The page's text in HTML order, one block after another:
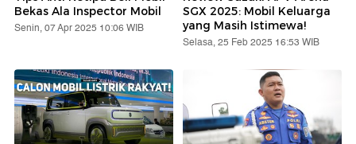
Bekas Ala Inspector Mobil
Senin, 07 Apr 2025 10:06 WIB
SGX 2025: Mobil Keluarga
yang Masih Istimewa!
Selasa, 25 Feb 2025 16:53 WIB